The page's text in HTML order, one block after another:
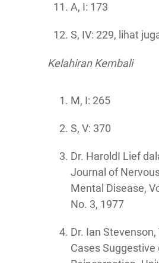
A, I: 173
S, IV: 229, lihat
Kelahiran Kembali
M, I: 265
S, V: 370
Dr. HaroldI Lief
Journal of
Mental Disease,
No. 3, 1977
Dr. Ian
Cases Suggestive